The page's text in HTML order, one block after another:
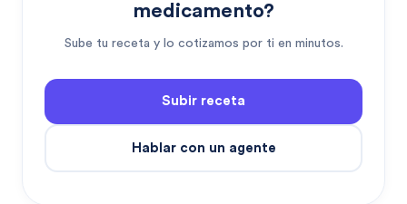
medicamento?
Sube tu receta y lo cotizamos por ti en minutos.
Subir receta
Hablar con un agente